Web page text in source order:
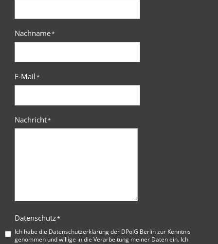
Nachname*
E-Mail*
Nachricht*
Datenschutz*
Ich habe die Datenschutzerklärung der DPolG Berlinzur Kenntnis
genommen und willige in die Verarbeitung meiner Daten ein. Ich